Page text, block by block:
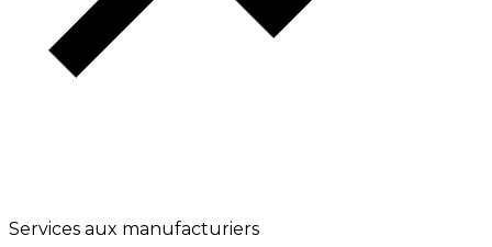
Services aux manufacturiers